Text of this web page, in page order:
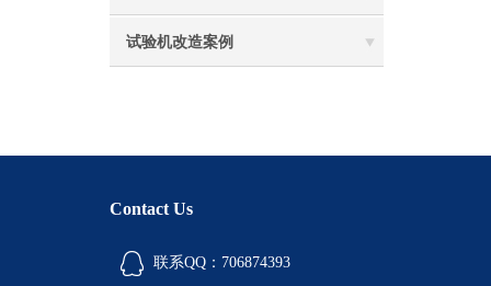
试验机改造案例
Contact Us
联系QQ：706874393